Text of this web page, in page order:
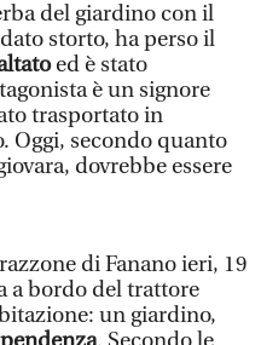
del giardino con il
storto, ha perso il
ed è stato
è un signore
trasportato in
Oggi, secondo quanto
dovrebbe essere
di Fanano ieri, 19
a bordo del trattore
un giardino,